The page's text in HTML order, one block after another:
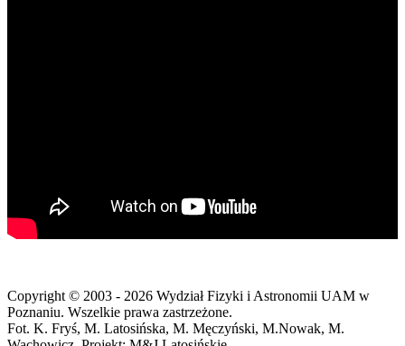
Copyright © 2003 - 2026 Wydział Fizyki i Astronomii UAM w
Poznaniu. Wszelkie prawa zastrzeżone.
Fot. K. Fryś, M. Latosińska, M. Męczyński, M.Nowak, M.